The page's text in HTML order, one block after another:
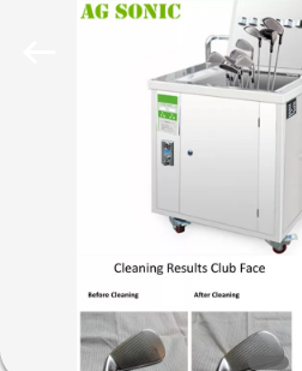
ΠΡΟΪΌΝΤΑ
ΕΜΦΆΝΙΣΗ